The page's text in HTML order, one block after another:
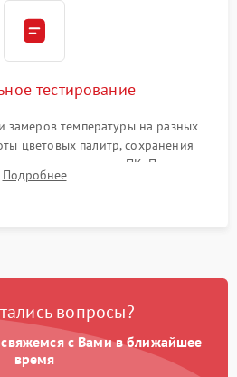
тестирование
замеров температуры на разных
цветовых палитр, сохранения
передачи данных на ПК. Проверка
и итоговый контроль качества.
Подробнее
вопросы?
свяжемся с Вами в ближайшее
время